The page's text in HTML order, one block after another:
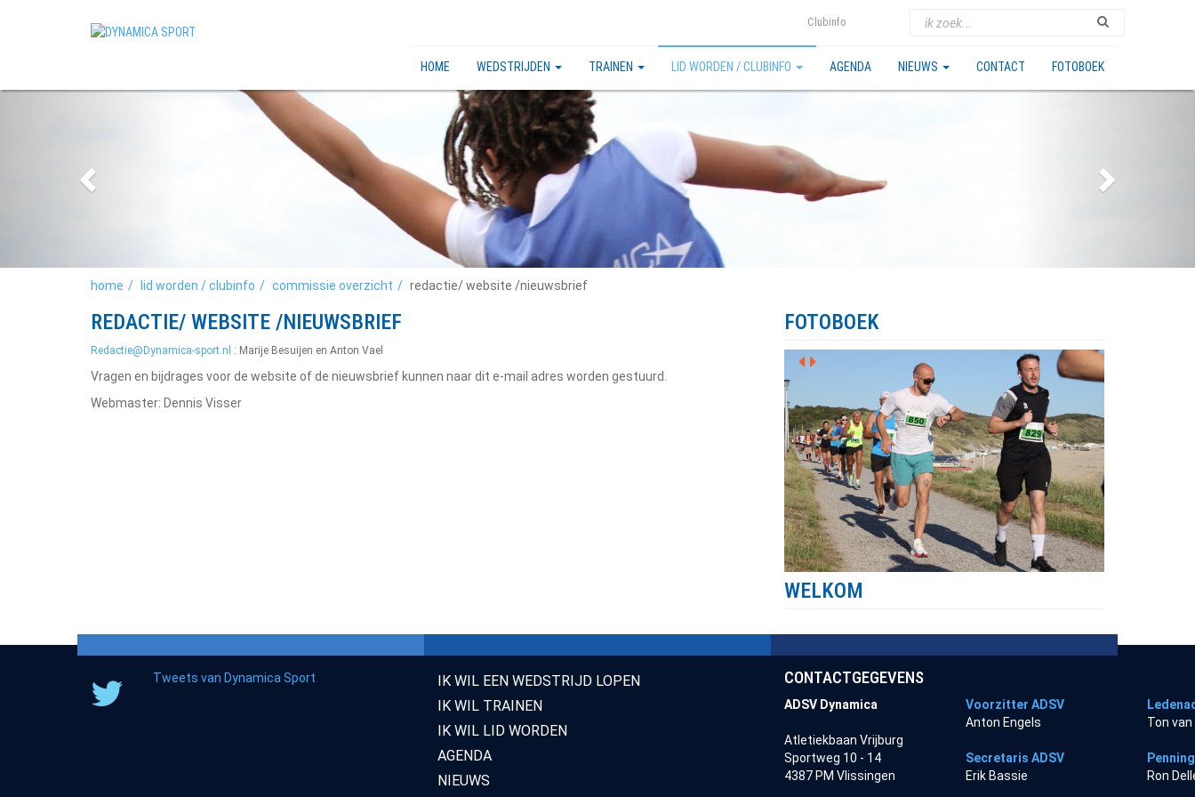
Clubinfo
HOME WEDSTRIJDEN TRAINEN LID WORDEN / CLUBINFO AGENDA NIEUWS CONTACT FOTOBOEK
home lid worden / clubinfo commissie overzicht redactie/ website /nieuwsbrief
REDACTIE/ WEBSITE /NIEUWSBRIEF
Redactie@Dynamica-sport.nl : Marije Besuijen en Anton Vael
Vragen en bijdrages voor de website of de nieuwsbrief kunnen naar dit e-mail adres worden gestuurd.
Webmaster: Dennis Visser
FOTOBOEK
WELKOM
Tweets van Dynamica Sport
IK WIL EEN WEDSTRIJD LOPEN
IK WIL TRAINEN
IK WIL LID WORDEN
AGENDA
NIEUWS
CONTACTGEGEVENS
ADSV Dynamica Voorzitter ADSV
Anton Engels
Ton
Atletiekbaan Vrijburg
Sportweg 10 - 14
Secretaris ADSV
4387 PM Vlissingen
Erik Bassie Ron